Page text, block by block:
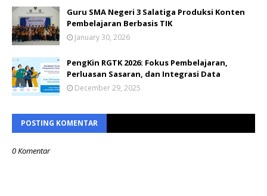
Guru SMA Negeri 3 Salatiga Produksi Konten
Pembelajaran Berbasis TIK
January 30, 2026
PengKin RGTK 2026: Fokus Pembelajaran,
Perluasan Sasaran, dan Integrasi Data
December 29, 2025
POSTING KOMENTAR
0 Komentar